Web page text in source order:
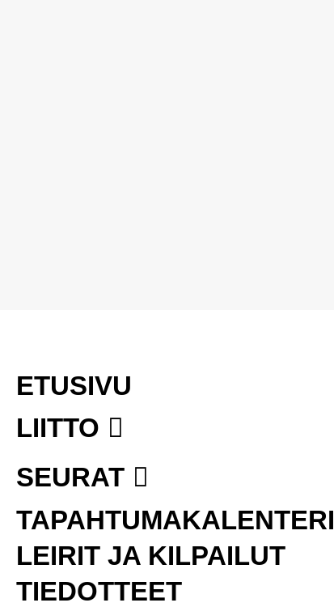
ETUSIVU
LIITTO
SEURAT
TAPAHTUMAKALENTERI
LEIRIT JA KILPAILUT
TIEDOTTEET